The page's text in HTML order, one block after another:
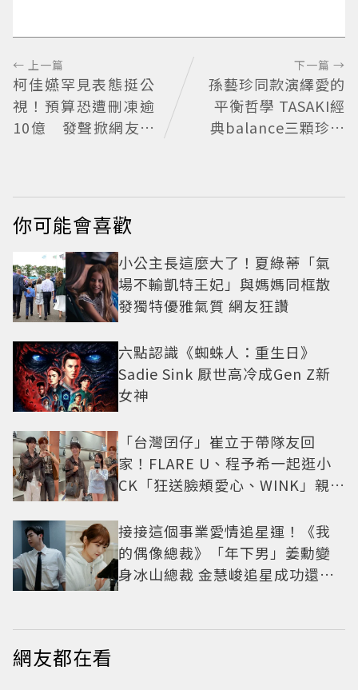
← 上一篇
柯佳嬿罕見表態挺公
視！預算恐遭刪凍逾
10億 發聲掀網友熱
下一篇 →
孫藝珍同款演繹愛的
平衡哲學 TASAKI經
典balance三顆珍珠
你可能會喜歡
小公主長這麼大了！夏綠蒂「氣
場不輸凱特王妃」與媽媽同框散
發獨特優雅氣質 網友狂讚
六點認識《蜘蛛人：重生日》
Sadie Sink 厭世高冷成Gen Z新
女神
「台灣囝仔」崔立于帶隊友回
家！FLARE U、程予希一起逛小
CK「狂送臉頰愛心、WINK」親曝
接接這個事業愛情追星運！《我
的偶像總裁》「年下男」姜勳變
身冰山總裁 金慧峻追星成功還偶
網友都在看